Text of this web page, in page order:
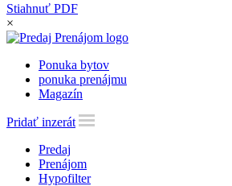
Stiahnuť PDF
×
Ponuka bytov
ponuka prenájmu
Magazín
Pridať inzerát
Predaj
Prenájom
Hypofilter